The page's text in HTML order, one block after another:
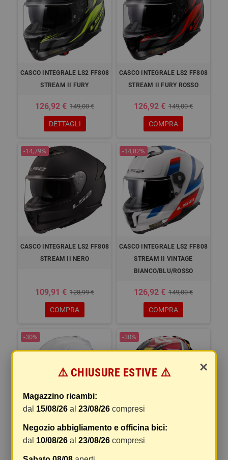
CASCO INTEGRALE LS2 FF808
STREAM II FURY
126,92 € 149,00 €
DETTAGLI
CASCO INTEGRALE LS2 FF808
STREAM II FURY ROSSO
126,92 € 149,00 €
COMPRA
-14,79%
CASCO INTEGRALE LS2 FF808
STREAM II NERO
109,91 € 128,99 €
COMPRA
-14,82%
CASCO INTEGRALE LS2 FF808
STREAM II VINTAGE
BIANCO/BLU/ROSSO
126,92 € 149,00 €
COMPRA
-30%
CASCO INTEGRALE SCORPION
EXO 491 MONOCOLOR
-30%
CASCO INTEGRALE SCORPION
EXO 491 PIRATE ROSSO
×
⚠️ CHIUSURE ESTIVE ⚠️
Magazzino ricambi:
dal 15/08/26 al23/08/26 compresi
Negozio abbigliamento e officina bici:
dal 10/08/26 al23/08/26 compresi